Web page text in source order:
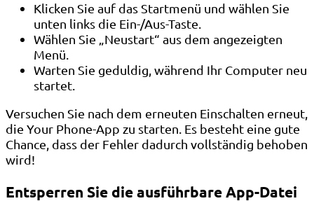
Klicken Sie auf das Startmenü und wählen Sie
unten links die Ein-/Aus-Taste.
Wählen Sie „Neustart“ aus dem angezeigten
Menü.
Warten Sie geduldig, während Ihr Computer neu
startet.
Versuchen Sie nach dem erneuten Einschalten erneut,
die Your Phone-App zu starten. Es besteht eine gute
Chance, dass der Fehler dadurch vollständig behoben
wird!
Entsperren Sie die ausführbare App-Datei